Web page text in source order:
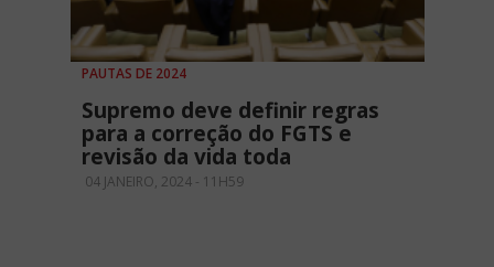
PAUTAS DE 2024
Supremo deve definir regras
para a correção do FGTS e
revisão da vida toda
04 JANEIRO, 2024 - 11H59